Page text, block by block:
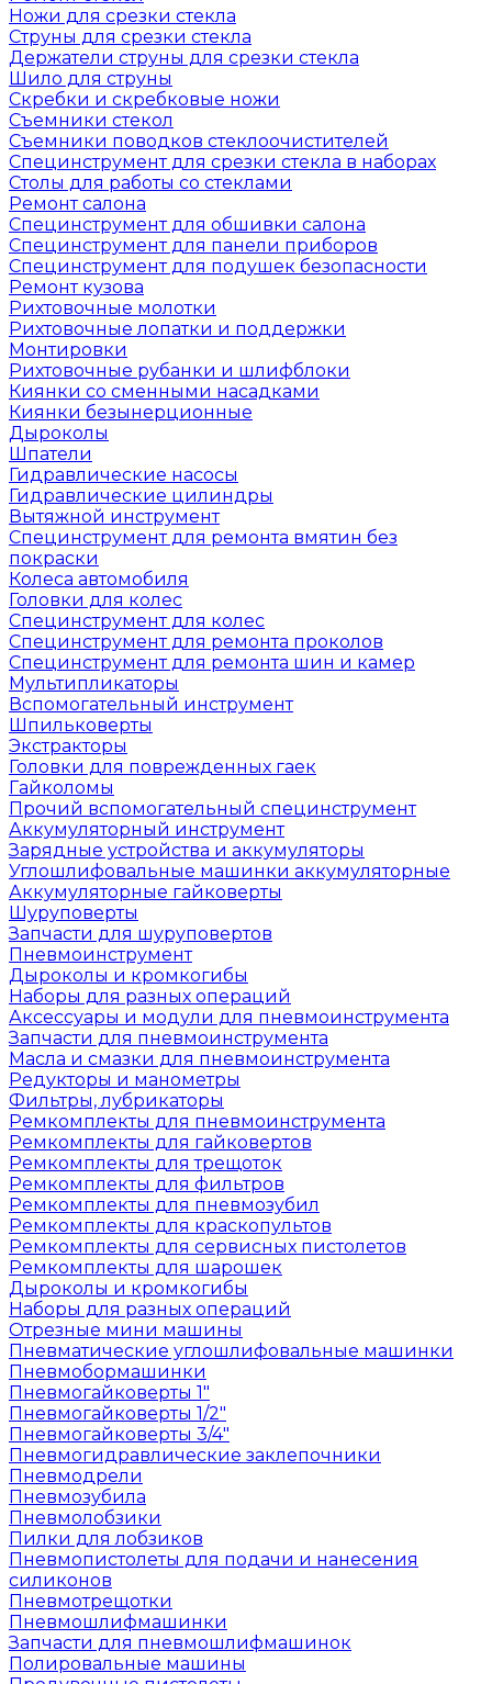
Ножи для срезки стекла
Струны для срезки стекла
Держатели струны для срезки стекла
Шило для струны
Скребки и скребковые ножи
Съемники стекол
Съемники поводков стеклоочистителей
Специнструмент для срезки стекла в наборах
Столы для работы со стеклами
Ремонт салона
Специнструмент для обшивки салона
Специнструмент для панели приборов
Специнструмент для подушек безопасности
Ремонт кузова
Рихтовочные молотки
Рихтовочные лопатки и поддержки
Монтировки
Рихтовочные рубанки и шлифблоки
Киянки со сменными насадками
Киянки безынерционные
Дыроколы
Шпатели
Гидравлические насосы
Гидравлические цилиндры
Вытяжной инструмент
Специнструмент для ремонта вмятин без
покраски
Колеса автомобиля
Головки для колес
Специнструмент для колес
Специнструмент для ремонта проколов
Специнструмент для ремонта шин и камер
Мультипликаторы
Вспомогательный инструмент
Шпильковерты
Экстракторы
Головки для поврежденных гаек
Гайколомы
Прочий вспомогательный специнструмент
Аккумуляторный инструмент
Зарядные устройства и аккумуляторы
Углошлифовальные машинки аккумуляторные
Аккумуляторные гайковерты
Шуруповерты
Запчасти для шуруповертов
Пневмоинструмент
Дыроколы и кромкогибы
Наборы для разных операций
Аксессуары и модули для пневмоинструмента
Запчасти для пневмоинструмента
Масла и смазки для пневмоинструмента
Редукторы и манометры
Фильтры, лубрикаторы
Ремкомплекты для пневмоинструмента
Ремкомплекты для гайковертов
Ремкомплекты для трещоток
Ремкомплекты для фильтров
Ремкомплекты для пневмозубил
Ремкомплекты для краскопультов
Ремкомплекты для сервисных пистолетов
Ремкомплекты для шарошек
Дыроколы и кромкогибы
Наборы для разных операций
Отрезные мини машины
Пневматические углошлифовальные машинки
Пневмобормашинки
Пневмогайковерты 1"
Пневмогайковерты 1/2"
Пневмогайковерты 3/4"
Пневмогидравлические заклепочники
Пневмодрели
Пневмозубила
Пневмолобзики
Пилки для лобзиков
Пневмопистолеты для подачи и нанесения
силиконов
Пневмотрещотки
Пневмошлифмашинки
Запчасти для пневмошлифмашинок
Полировальные машины